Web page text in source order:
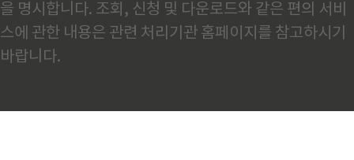
을 명시합니다. 조회, 신청 및 다운로드와 같은 편의 서비
스에 관한 내용은 관련 처리기관 홈페이지를 참고하시기
바랍니다.